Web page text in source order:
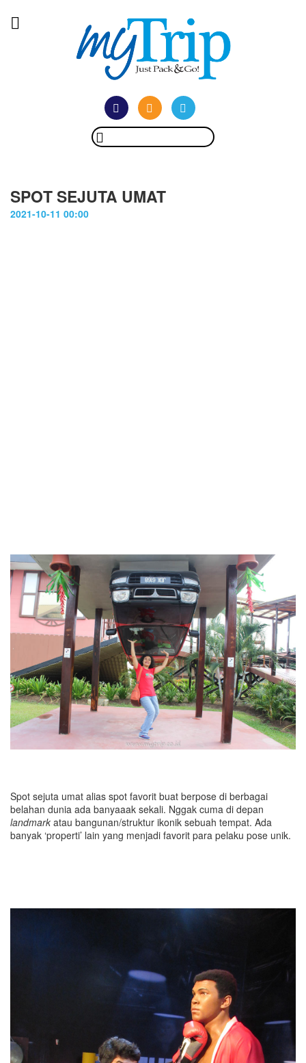
SPOT SEJUTA UMAT
2021-10-11 00:00
Spot sejuta umat alias spot favorit buat berpose di berbagai
belahan dunia ada banyaaak sekali. Nggak cuma di depan
landmark atau bangunan/struktur ikonik sebuah tempat. Ada
banyak ‘properti’ lain yang menjadi favorit para pelaku pose unik.